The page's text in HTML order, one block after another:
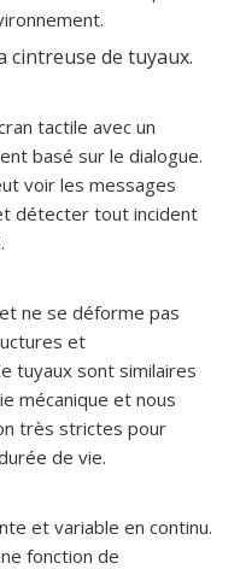
cintreuse de tuyaux.
tactile avec un
basé sur le dialogue.
voir les messages
détecter tout incident
ne se déforme pas
et
tuyaux sont similaires
mécanique et nous
très strictes pour
de vie.
et variable en continu.
fonction de